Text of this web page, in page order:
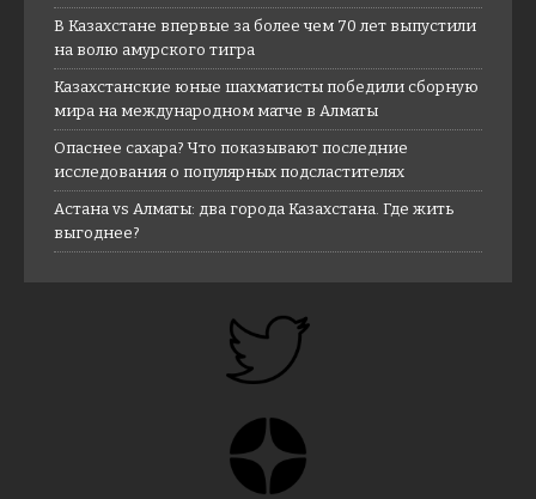
В Казахстане впервые за более чем 70 лет выпустили
на волю амурского тигра
Казахстанские юные шахматисты победили сборную
мира на международном матче в Алматы
Опаснее сахара? Что показывают последние
исследования о популярных подсластителях
Астана vs Алматы: два города Казахстана. Где жить
выгоднее?